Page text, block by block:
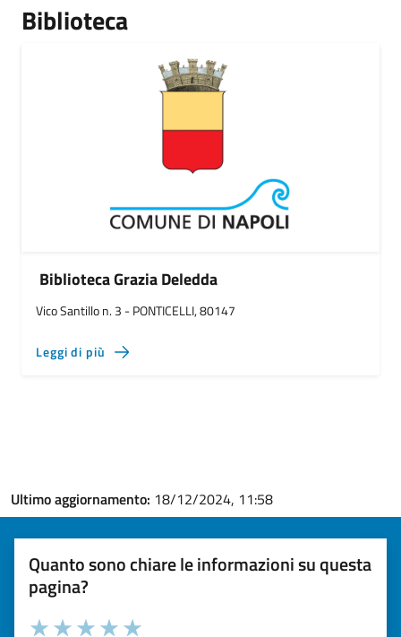
Biblioteca
Biblioteca Grazia Deledda
Vico Santillo n. 3 - PONTICELLI, 80147
Leggi di più
Ultimo aggiornamento: 18/12/2024, 11:58
Quanto sono chiare le informazioni su questa
pagina?
Valuta la chiarezza delle informazioni (da 1 a 5 stelle)
Seleziona il numero di stelle per valutare la chiarezza delle